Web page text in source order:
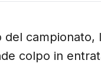
del campionato,
colpo in